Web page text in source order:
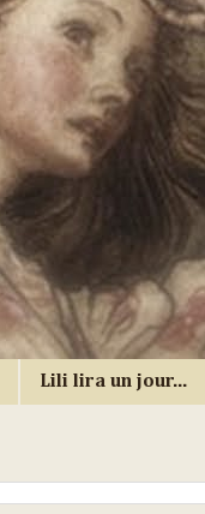
Lili lira un jour...